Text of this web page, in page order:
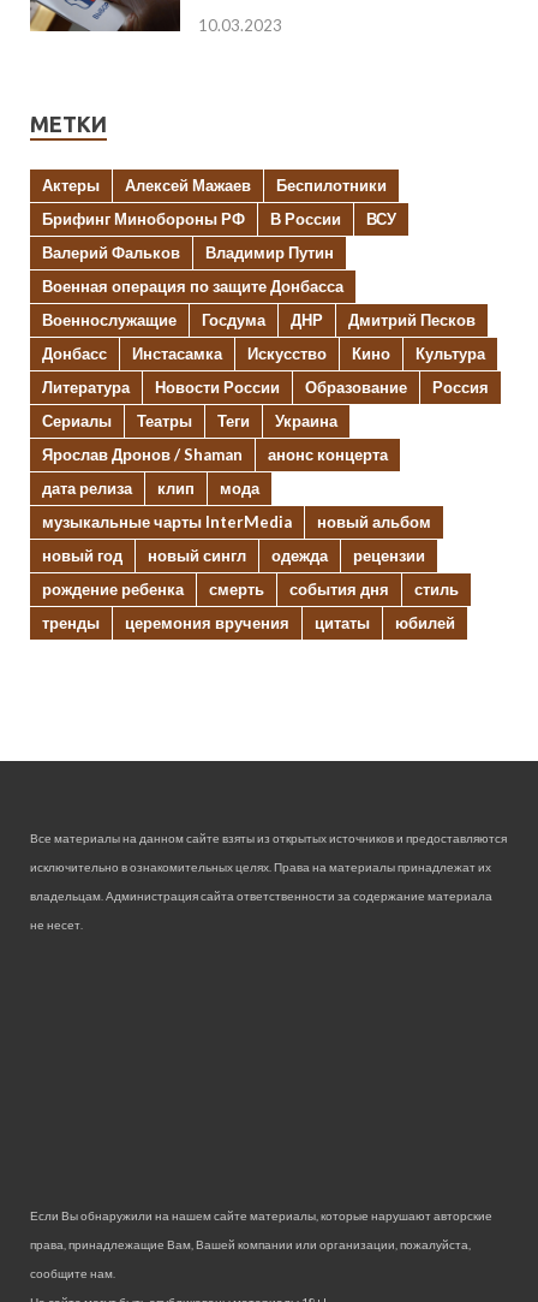
10.03.2023
МЕТКИ
Актеры Алексей Мажаев
Беспилотники
Брифинг Минобороны РФ
В России
ВСУ
Валерий Фальков
Владимир Путин
Военная операция по защите Донбасса
Военнослужащие
Госдума ДНР
Дмитрий Песков
Донбасс
Инстасамка Искусство Кино
Культура
Литература
Новости России Образование
Россия
Сериалы
Театры Теги
Украина
Ярослав Дронов / Shaman
анонс концерта
дата релиза
клип
мода
музыкальные чарты InterMedia
новый альбом
новый год
новый сингл одежда
рецензии
рождение ребенка
смерть события дня
стиль
тренды
церемония вручения цитаты юбилей
Все материалы на данном сайте взяты из открытых источников и предоставляются
исключительно в ознакомительных целях. Права на материалы принадлежат их
владельцам. Администрация сайта ответственности за содержание материала
не несет.
Если Вы обнаружили на нашем сайте материалы, которые нарушают авторские
права, принадлежащие Вам, Вашей компании или организации, пожалуйста,
сообщите нам.